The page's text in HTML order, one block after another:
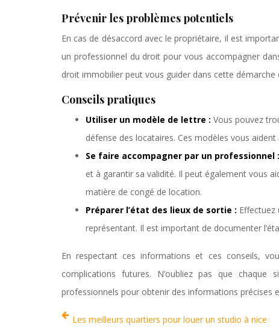
Prévenir les problèmes potentiels
En cas de désaccord avec le propriétaire, il est
un professionnel du droit pour vous accompagner
droit immobilier peut vous guider dans cette
Conseils pratiques
Utiliser un modèle de lettre : Vous pouvez
défense des locataires. Ces modèles vous
Se faire accompagner par un professionnel :
et à garantir sa validité. Il peut également vous
matière de congé de location.
Préparer l’état des lieux de sortie : Effectuez
représentant. Il est important de documenter
En respectant ces informations et ces conseils,
complications futures. N’oubliez pas que
professionnels pour obtenir des informations précises
Les meilleurs quartiers pour louer un studio à nice